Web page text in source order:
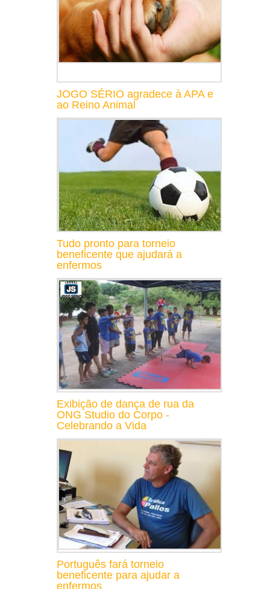
JOGO SÉRIO agradece à APA e
ao Reino Animal
Tudo pronto para torneio
beneficente que ajudará a
enfermos
Exibição de dança de rua da
ONG Studio do Corpo -
Celebrando a Vida
Português fará torneio
beneficente para ajudar a
enfermos